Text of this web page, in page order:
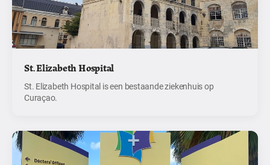
St. Elizabeth Hospital
St. Elizabeth Hospital is een bestaande ziekenhuis op
Curaçao.